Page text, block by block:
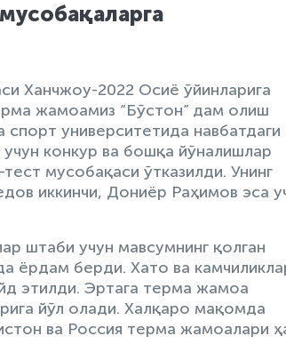
Ханчжоу-2022 Осиё ўйинларига
жамоамиз “Бўстон” дам олиш
университетида навбатдаги
конкур ва бошқа йўналишлар
мусобақаси ўтказилди. Унинг
иккинчи, Дониёр Раҳимов эса
штаби учун мавсумнинг қолган
ёрдам берди. Хато ва
этилди. Эртага терма жамоа
йўл олади. Халқаро мақомда
ва Россия терма жамоалари